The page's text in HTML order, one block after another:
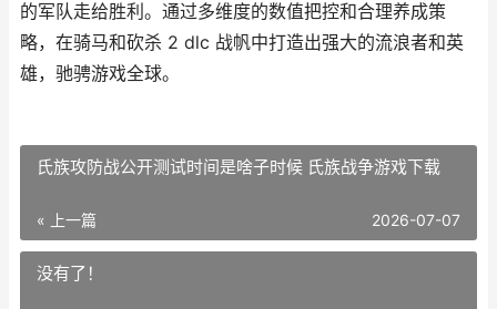
的军队走给胜利。通过多维度的数值把控和合理养成策
略，在骑马和砍杀 2 dlc 战帆中打造出强大的流浪者和英
雄，驰骋游戏全球。
氏族攻防战公开测试时间是啥子时候 氏族战争游戏下载
« 上一篇 2026-07-07
没有了！